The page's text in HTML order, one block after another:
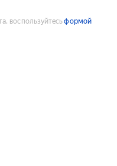
воспользуйтесьформой